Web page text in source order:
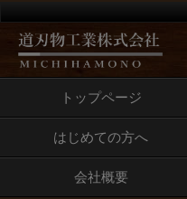
トップページ
はじめての方へ
会社概要